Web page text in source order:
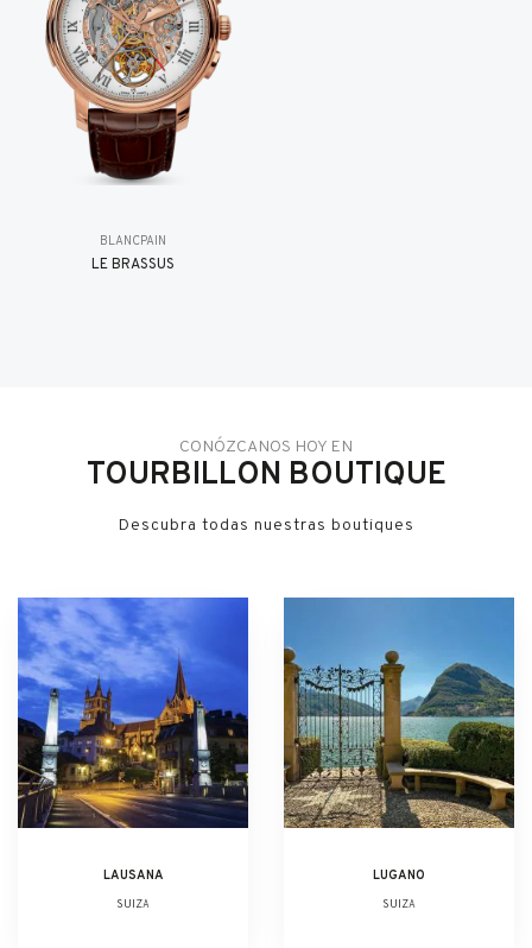
BLANCPAIN
LE BRASSUS
CONÓZCANOS HOY EN
TOURBILLON BOUTIQUE
Descubra todas nuestras boutiques
LAUSANA
SUIZA
LUGANO
SUIZA